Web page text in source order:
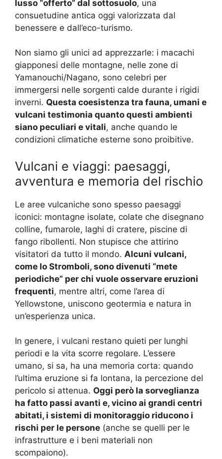
lusso “offerto” dal sottosuolo, una
consuetudine antica oggi valorizzata dal
benessere e dall’eco-turismo.
Non siamo gli unici ad apprezzarle: i macachi
giapponesi delle montagne, nelle zone di
Yamanouchi/Nagano, sono celebri per
immergersi nelle sorgenti calde durante i rigidi
inverni. Questa coesistenza tra fauna, umani e
vulcani testimonia quanto questi ambienti
siano peculiari e vitali, anche quando le
condizioni climatiche esterne sono proibitive.
Vulcani e viaggi: paesaggi,
avventura e memoria del rischio
Le aree vulcaniche sono spesso paesaggi
iconici: montagne isolate, colate che disegnano
colline, fumarole, laghi di cratere, piscine di
fango ribollenti. Non stupisce che attirino
visitatori da tutto il mondo. Alcuni vulcani,
come lo Stromboli, sono divenuti “mete
periodiche” per chi vuole osservare eruzioni
frequenti, mentre altri, come l’area di
Yellowstone, uniscono geotermia e natura in
un’esperienza unica.
In genere, i vulcani restano quieti per lunghi
periodi e la vita scorre regolare. L’essere
umano, si sa, ha una memoria corta: quando
l’ultima eruzione si fa lontana, la percezione del
pericolo si attenua. Oggi però la sorveglianza
ha fatto passi avanti e, vicino ai grandi centri
abitati, i sistemi di monitoraggio riducono i
rischi per le persone (anche se quelli per le
infrastrutture e i beni materiali non
scompaiono).